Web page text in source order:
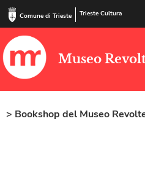
Comune di Trieste Trieste Cultura
Museo
> Bookshop del Museo